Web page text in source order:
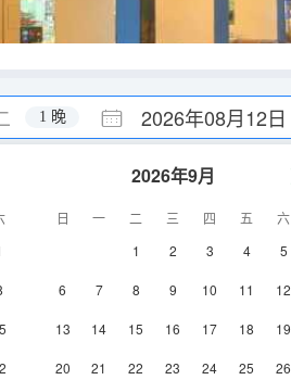
2026年08月12日
1 晚
2026年9月
日 一 二 三 四 五
六
1
2 3 4 5
6 7 8 9 10 11 12
13 14 15 16 17 18 19
20 21 22 23 24 25 26
零壓記憶枕+靜謐空間+恒温馬桶】
電視機